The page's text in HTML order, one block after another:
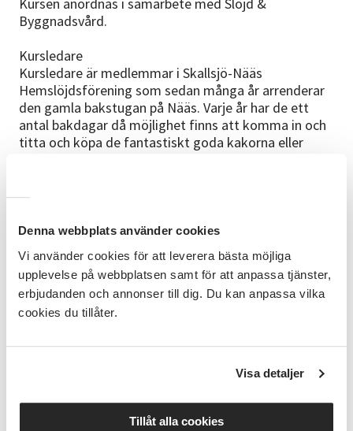
Denna webbplats använder cookies
Vi använder cookies för att leverera bästa möjliga
upplevelse på webbplatsen samt för att anpassa tjänster,
erbjudanden och annonser till dig. Du kan anpassa vilka
cookies du tillåter.
Visa detaljer
Tillåt alla cookies
Kursen anordnas i samarbete med Slöjd &
Byggnadsvård.
Kursledare
Kursledare är medlemmar i Skallsjö-Nääs
Hemslöjdsförening som sedan många år arrenderar
den gamla bakstugan på Nääs. Varje år har de ett
antal bakdagar då möjlighet finns att komma in och
titta och köpa de fantastiskt goda kakorna eller
Presentkort
välj "Betala med faktura istället för Klarna" och ange
meddelande", så ordnar vi detta!
Äta
På grund av passning av baket så kan inte kursen äta
kursdeltagarna får avnjuta de nygräddade
Ta med egen matsäck med lunch och dryck. När
brödkakorna är klara serverar kursledarna smör och
ost i bakstugan men ingen dryck.